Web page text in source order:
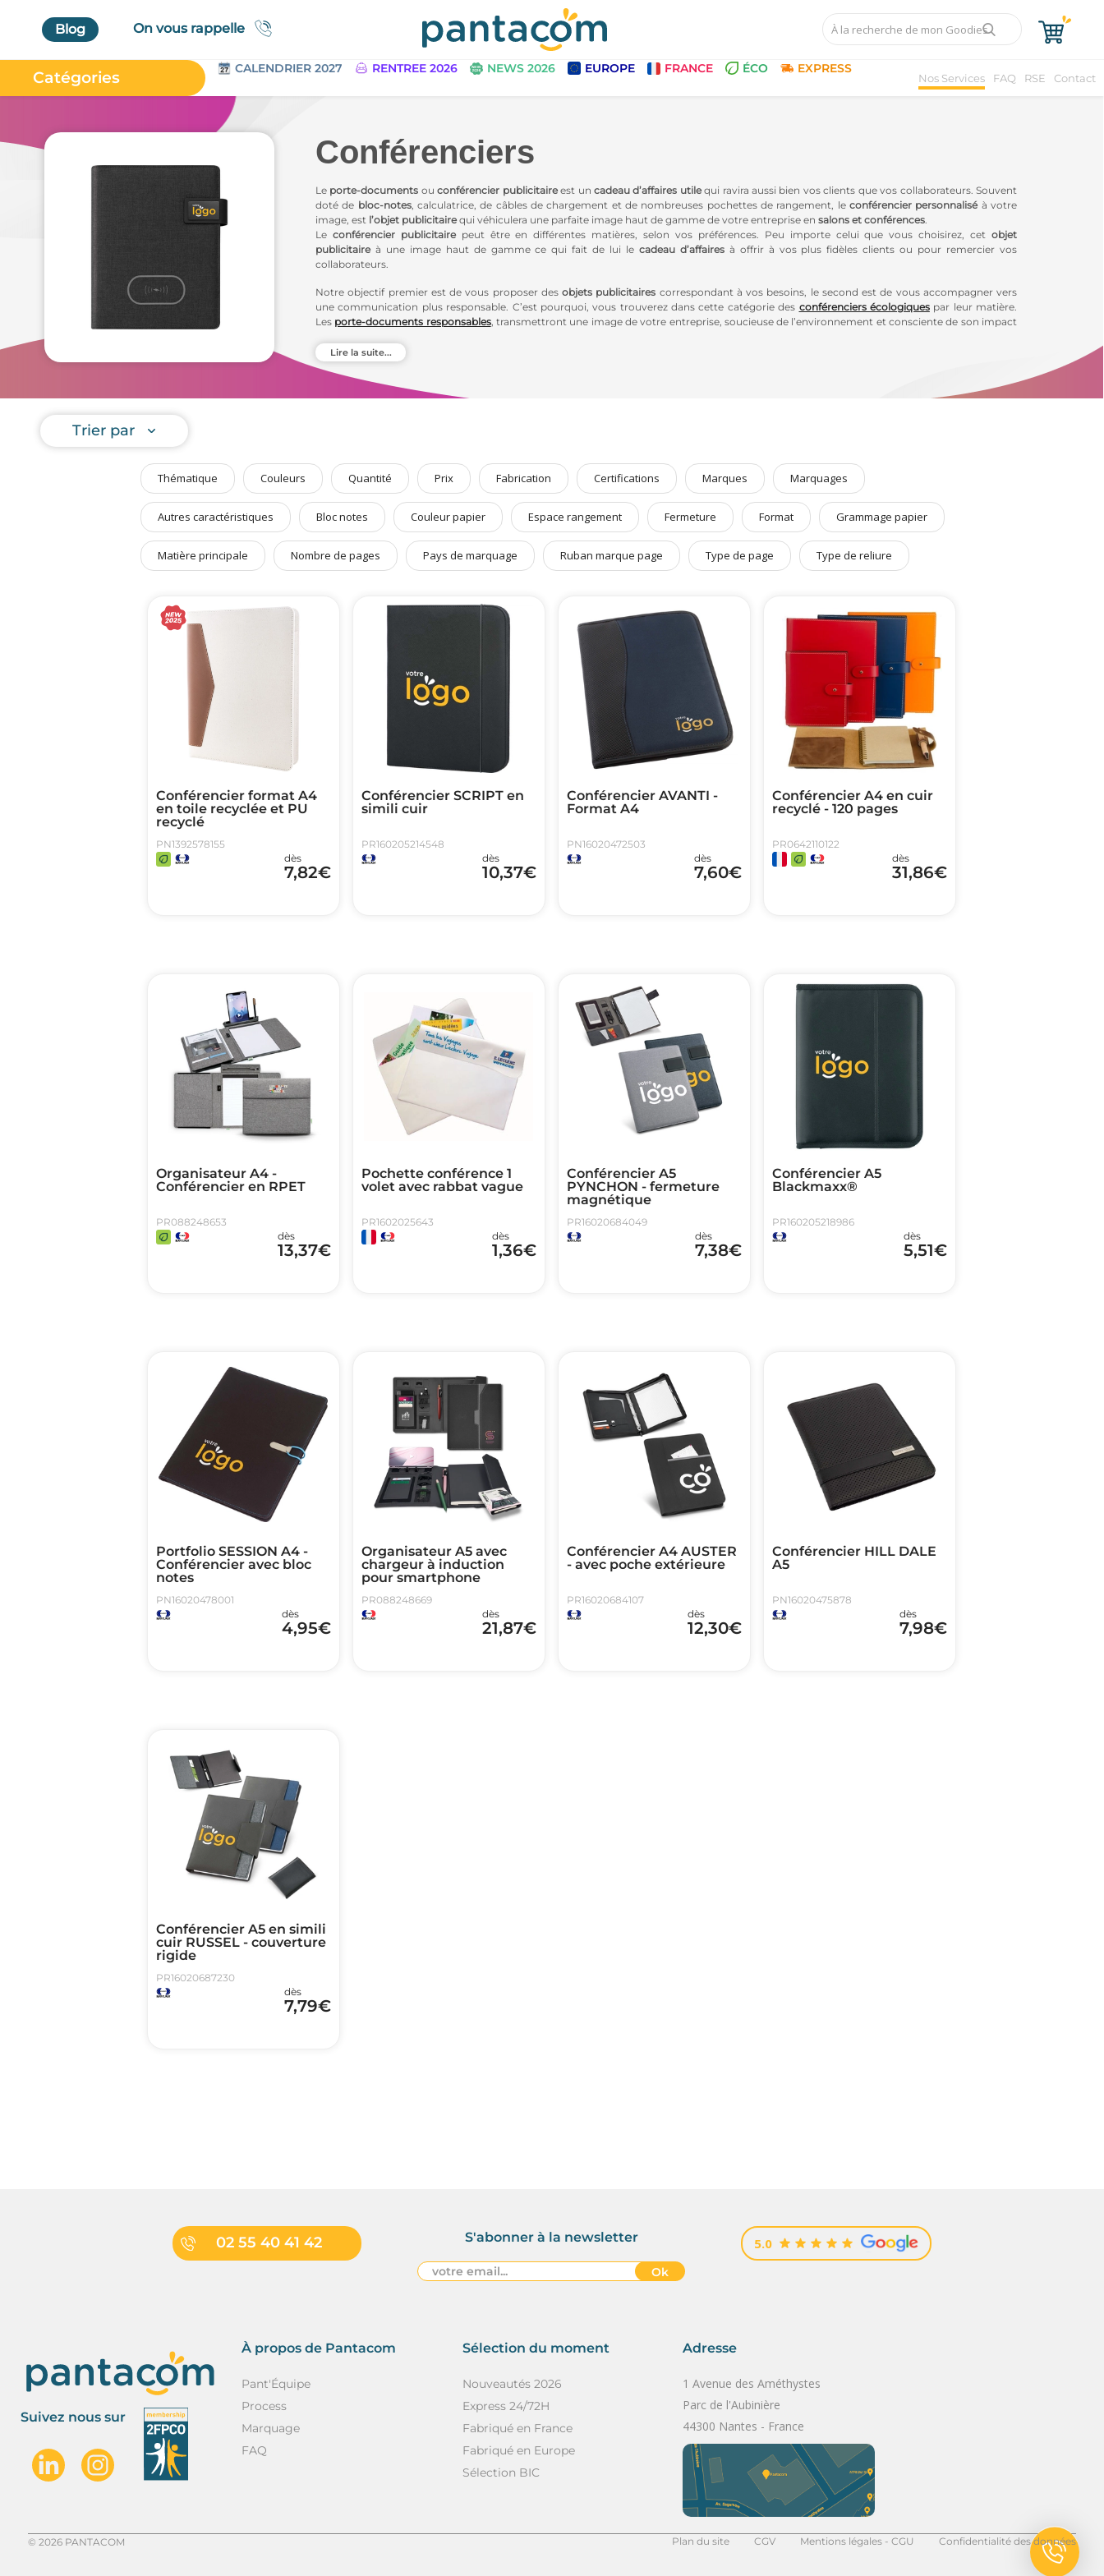
Blog On vous rappelle
Catégories CALENDRIER 2027 RENTREE 2026 NEWS 2026 EUROPE FRANCE ÉCO EXPRESS
Nos Services FAQ RSE Contact
Au Bureau
High Tech
Vêtements de Travail
Parapluies & Parasols
Gourmandises
Art de la Table
Bien être & Sécurité
Sports, loisirs & jouets
Accessoires Auto & Vélo
PLV & Mobiliers Pub
Packaging sur-mesure
Temps Forts de l'Année
Conférenciers
Le porte-documents ouconférencier publicitaireest un cadeau d’affaires utilequi ravira aussi bien vos clients que vos collaborateurs. Souvent
doté de bloc-notes, calculatrice, de câbles de chargement et de nombreuses pochettes de rangement, leconférencier personnaliséà votre
image, est l’objet publicitairequi véhiculera une parfaite image haut de gamme de votre entreprise en salons et conférences
Le conférencier publicitairepeut être en différentes matières, selon vos préférences. Peu importe celui que vous choisirez, cetobjet
publicitaireà une image haut de gamme ce qui fait de lui le cadeau d’affairesà offrir à vos plus fidèles clients ou pour remercier vos
collaborateurs.
Notre objectif premier est de vous proposer des objets publicitaires correspondant à vos besoins, le second est de vous accompagner vers
une communication plus responsable. C’est pourquoi, vous trouverez dans cette catégorie des conférenciers écologiquespar leur matière.
Les porte-documents responsables, transmettront une image de votre entreprise, soucieuse de l’environnement et consciente de son impact
Duconférencier High-Tech
et votre budget !
Lire la suite...
Trier par
Thématique Couleurs Quantité Prix Fabrication Certifications Marques Marquages
Autres caractéristiques Bloc notes Couleur papier Espace rangement Fermeture Format Grammage papier
Matière principale Nombre de pages Pays de marquage Ruban marque page Type de page Type de reliure
Conférencier format A4
en toile recyclée et PU
recyclé
PN1392578155
dès
7,82€
Conférencier SCRIPT en
simili cuir
PR160205214548
dès
10,37€
Conférencier AVANTI -
Format A4
PN16020472503
dès
7,60€
Conférencier A4 en cuir
recyclé - 120 pages
PR0642110122
dès
31,86€
Organisateur A4 -
Conférencier en RPET
PR088248653
dès
13,37€
Pochette conférence 1
volet avec rabbat vague
PR1602025643
dès
1,36€
Conférencier A5
PYNCHON - fermeture
magnétique
PR16020684049
dès
7,38€
Conférencier A5
Blackmaxx®
PR160205218986
dès
5,51€
Portfolio SESSION A4 -
Conférencier avec bloc
notes
PN16020478001
dès
4,95€
Organisateur A5 avec
chargeur à induction
pour smartphone
PR088248669
dès
21,87€
Conférencier A4 AUSTER
- avec poche extérieure
PR16020684107
dès
12,30€
Conférencier HILL DALE
A5
PN16020475878
dès
7,98€
Conférencier A5 en simili
cuir RUSSEL - couverture
rigide
PR16020687230
dès
7,79€
02 55 40 41 42 S'abonner à la newsletter
Ok
5.0
Suivez nous sur
À propos de Pantacom
Pant'Équipe
Process
Marquage
FAQ
Sélection du moment
Nouveautés 2026
Express 24/72H
Fabriqué en France
Fabriqué en Europe
Sélection BIC
Adresse
1 Avenue des Améthystes
Parc de l'Aubinière
44300 Nantes - France
© 2026 PANTACOM Plan du site CGV Mentions légales - CGU Confidentialité des données